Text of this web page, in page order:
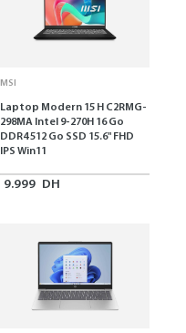
MSI
Laptop Modern 15 H C2RMG-
298MA Intel 9-270H 16 Go
DDR4 512 Go SSD 15.6" FHD
IPS Win11
9.999 DH